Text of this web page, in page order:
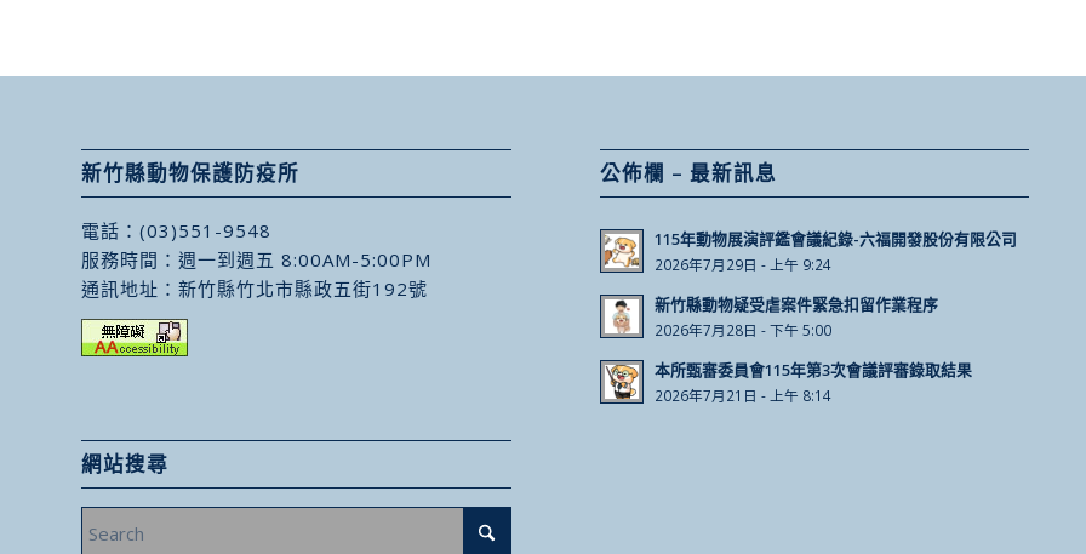
新竹縣動物保護防疫所
電話： (03)551-9548
服務時間：週一到週五 8:00AM-5:00PM
通訊地址： 新竹縣竹北市縣政五街192號
網站搜尋
公佈欄 – 最新訊息
115年動物展演評鑑會議紀錄-六福開發股份有限公司
2026年7月29日 - 上午 9:24
新竹縣動物疑受虐案件緊急扣留作業程序
2026年7月28日 - 下午 5:00
本所甄審委員會115年第3次會議評審錄取結果
2026年7月21日 - 上午 8:14